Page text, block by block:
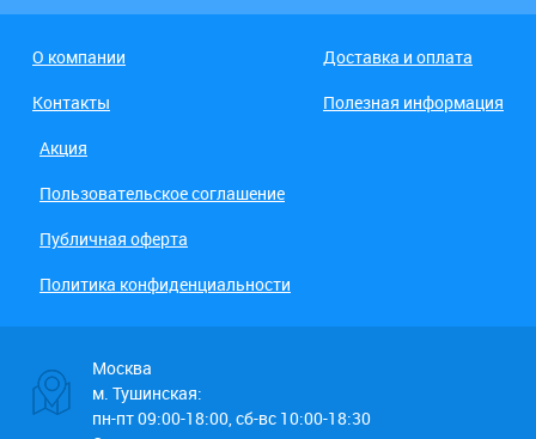
О компании
Доставка и оплата
Контакты
Полезная информация
Акция
Пользовательское соглашение
Публичная оферта
Политика конфиденциальности
Москва
м. Тушинская:
пн-пт 09:00-18:00, сб-вс 10:00-18:30